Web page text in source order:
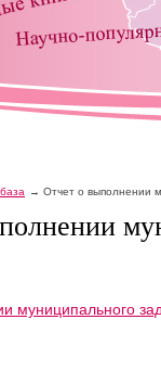
Отчет о выполнении
муниципального